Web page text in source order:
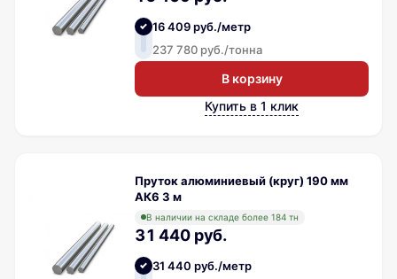
16 409 руб./метр
237 780 руб./тонна
В корзину
Купить в 1 клик
Пруток алюминиевый (круг) 190 мм
АК6 3 м
В наличии на складе более 184 тн
31 440 руб.
31 440 руб./метр